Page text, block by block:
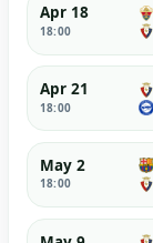
Apr 18
18:00
Apr 21
18:00
May 2
18:00